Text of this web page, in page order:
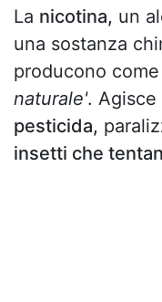
La nicotina, un
una sostanza
producono
naturale'.
pesticida,
insetti che